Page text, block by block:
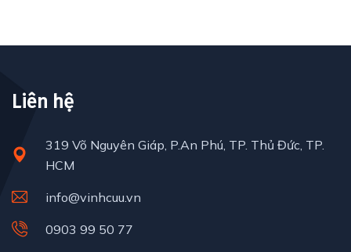
Liên hệ
319 Võ Nguyên Giáp, P.An Phú, TP. Thủ Đức, TP.
HCM
info@vinhcuu.vn
0903 99 50 77